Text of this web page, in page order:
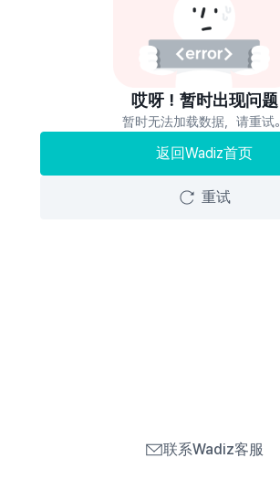
哎呀！暂时出现问题
暂时无法加载数据，请重试。
返回Wadiz首页
重试
联系Wadiz客服